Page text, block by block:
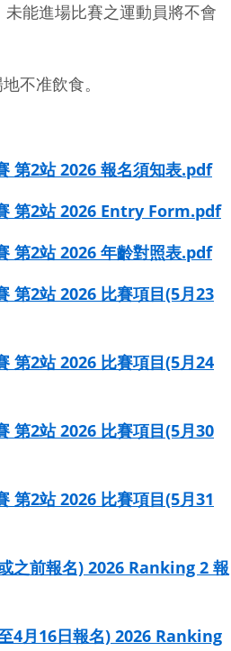
能進場比賽之運動員將不會
不准飲食。
第2站 2026 報名須知表.pdf
第2站 2026 Entry Form.pdf
第2站 2026 年齡對照表.pdf
第2站 2026 比賽項目(5月23
第2站 2026 比賽項目(5月24
第2站 2026 比賽項目(5月30
第2站 2026 比賽項目(5月31
之前報名) 2026 Ranking 2 報
4月16日報名) 2026 Ranking